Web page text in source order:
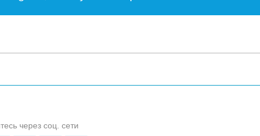
через соц. сети